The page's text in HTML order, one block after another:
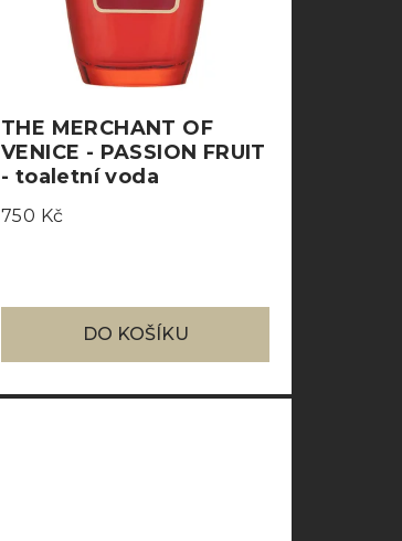
THE MERCHANT OF
VENICE - PASSION FRUIT
- toaletní voda
750 Kč
DO KOŠÍKU